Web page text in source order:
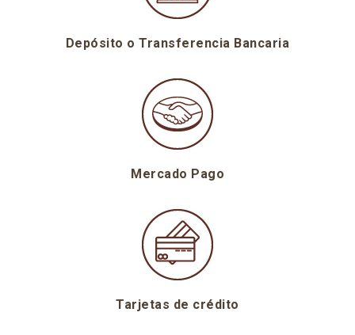
Depósito o Transferencia Bancaria
Mercado Pago
Tarjetas de crédito